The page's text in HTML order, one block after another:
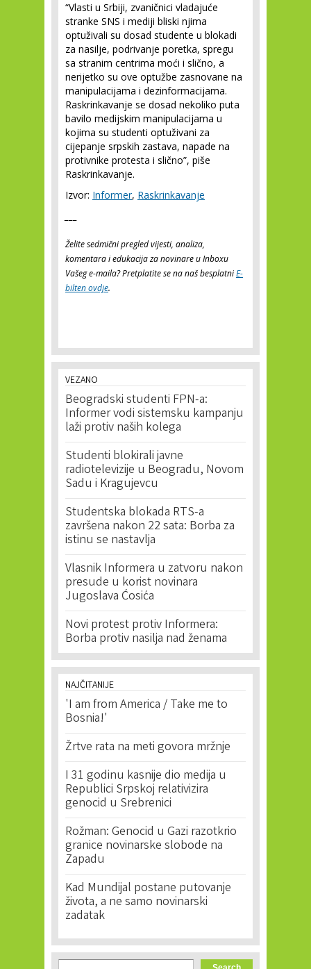
“Vlasti u Srbiji, zvaničnici vladajuće
stranke SNS i mediji bliski njima
optuživali su dosad studente u blokadi
za nasilje, podrivanje poretka, spregu
sa stranim centrima moći i slično, a
nerijetko su ove optužbe zasnovane na
manipulacijama i dezinformacijama.
Raskrinkavanje se dosad nekoliko puta
bavilo medijskim manipulacijama u
kojima su studenti optuživani za
cijepanje srpskih zastava, napade na
protivnike protesta i slično”, piše
Raskrinkavanje.
Izvor: Informer, Raskrinkavanje
Želite sedmični pregled vijesti, analiza,
komentara i edukacija za novinare u Inboxu
Vašeg e-maila? Pretplatite se na naš besplatniE-
bilten ovdje.
VEZANO
Beogradski studenti FPN-a:
Informer vodi sistemsku kampanju
laži protiv naših kolega
Studenti blokirali javne
radiotelevizije u Beogradu, Novom
Sadu i Kragujevcu
Studentska blokada RTS-a
završena nakon 22 sata: Borba za
istinu se nastavlja
Vlasnik Informera u zatvoru nakon
presude u korist novinara
Jugoslava Ćosića
Novi protest protiv Informera:
Borba protiv nasilja nad ženama
NAJČITANIJE
'I am from America / Take me to
Bosnia!'
Žrtve rata na meti govora mržnje
I 31 godinu kasnije dio medija u
Republici Srpskoj relativizira
genocid u Srebrenici
Rožman: Genocid u Gazi razotkrio
granice novinarske slobode na
Zapadu
Kad Mundijal postane putovanje
života, a ne samo novinarski
zadatak
Search